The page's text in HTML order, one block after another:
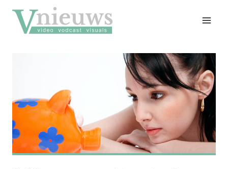
naar
inhoud